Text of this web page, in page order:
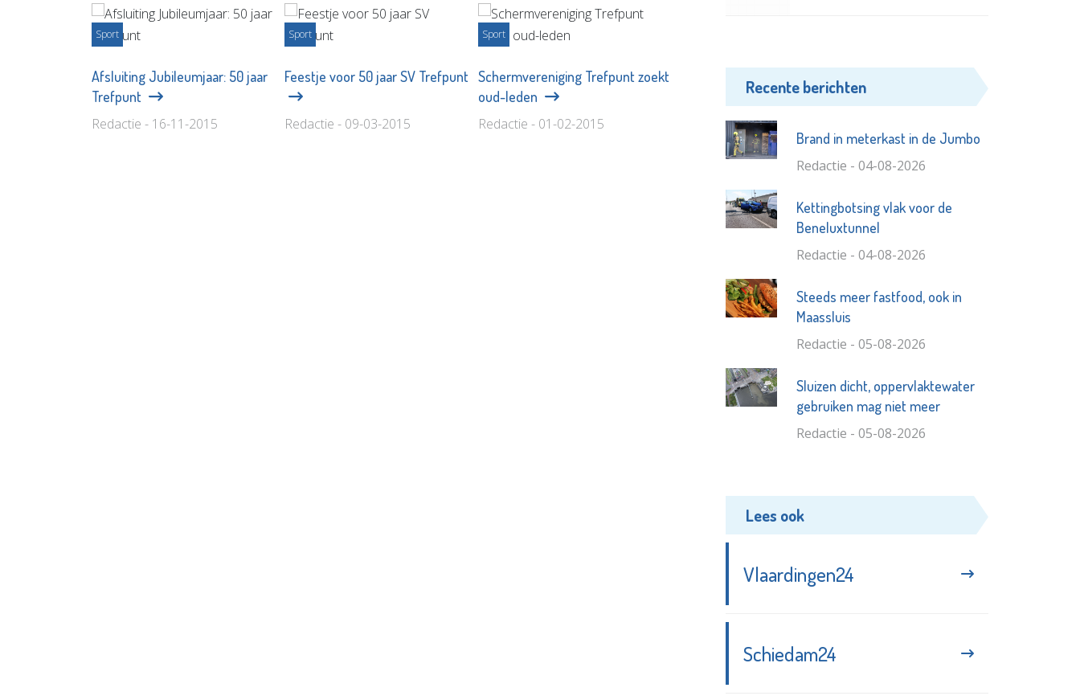
Sport
Afsluiting Jubileumjaar: 50 jaar
Trefpunt
Redactie - 16-11-2015
Sport
Feestje voor 50 jaar SV Trefpunt
Redactie - 09-03-2015
Sport
Schermvereniging Trefpunt zoekt
oud-leden
Redactie - 01-02-2015
Recente berichten
Brand in meterkast in de Jumbo
Redactie - 04-08-2026
Kettingbotsing vlak voor de
Beneluxtunnel
Redactie - 04-08-2026
Steeds meer fastfood, ook in
Maassluis
Redactie - 05-08-2026
Sluizen dicht, oppervlaktewater
gebruiken mag niet meer
Redactie - 05-08-2026
Lees ook
Vlaardingen24
Schiedam24